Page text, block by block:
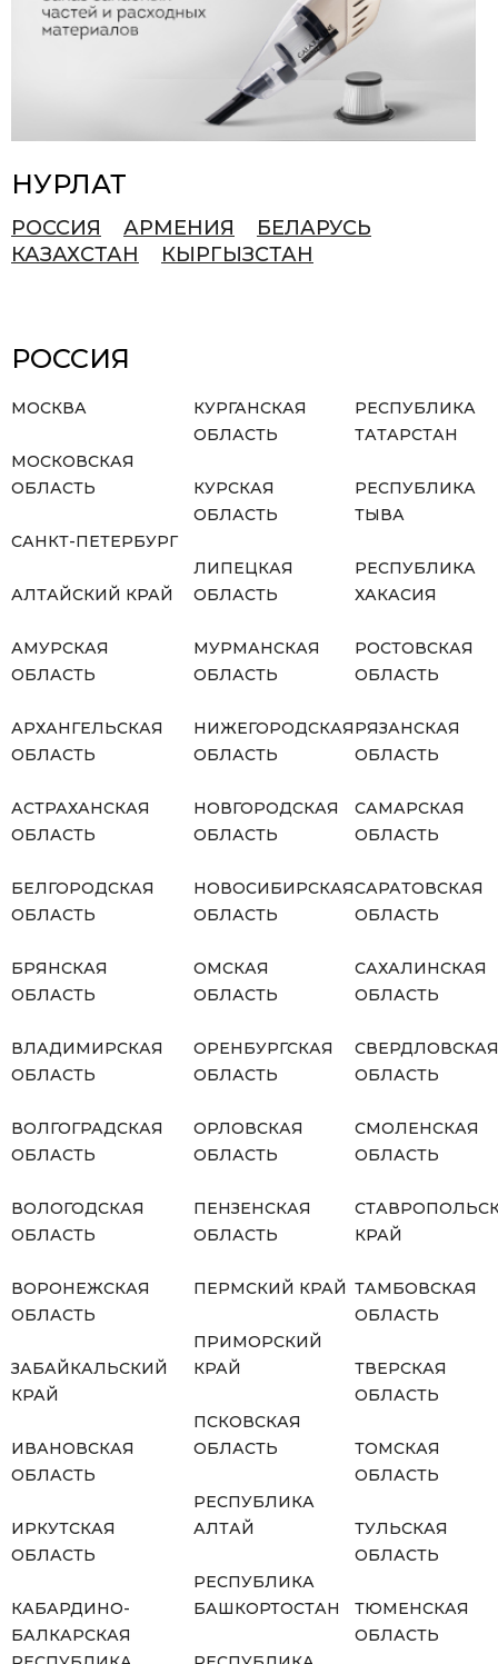
НУРЛАТ
РОССИЯ АРМЕНИЯ
БЕЛАРУСЬ
КАЗАХСТАН
КЫРГЫЗСТАН
РОССИЯ
МОСКВА
МОСКОВСКАЯ
ОБЛАСТЬ
САНКТ-ПЕТЕРБУРГ
АЛТАЙСКИЙ КРАЙ
АМУРСКАЯ
ОБЛАСТЬ
АРХАНГЕЛЬСКАЯ
ОБЛАСТЬ
АСТРАХАНСКАЯ
ОБЛАСТЬ
БЕЛГОРОДСКАЯ
ОБЛАСТЬ
БРЯНСКАЯ
ОБЛАСТЬ
ВЛАДИМИРСКАЯ
ОБЛАСТЬ
ВОЛГОГРАДСКАЯ
ОБЛАСТЬ
ВОЛОГОДСКАЯ
ОБЛАСТЬ
ВОРОНЕЖСКАЯ
ОБЛАСТЬ
ЗАБАЙКАЛЬСКИЙ
КРАЙ
ИВАНОВСКАЯ
ОБЛАСТЬ
ИРКУТСКАЯ
ОБЛАСТЬ
КАБАРДИНО-
БАЛКАРСКАЯ
КУРГАНСКАЯ
ОБЛАСТЬ
КУРСКАЯ
ОБЛАСТЬ
ЛИПЕЦКАЯ
ОБЛАСТЬ
МУРМАНСКАЯ
ОБЛАСТЬ
НИЖЕГОРОДСКАЯ
ОБЛАСТЬ
НОВГОРОДСКАЯ
ОБЛАСТЬ
НОВОСИБИРСКАЯ
ОБЛАСТЬ
ОМСКАЯ
ОБЛАСТЬ
ОРЕНБУРГСКАЯ
ОБЛАСТЬ
ОРЛОВСКАЯ
ОБЛАСТЬ
ПЕНЗЕНСКАЯ
ОБЛАСТЬ
ПЕРМСКИЙ КРАЙ
ПРИМОРСКИЙ
КРАЙ
ПСКОВСКАЯ
ОБЛАСТЬ
РЕСПУБЛИКА
АЛТАЙ
РЕСПУБЛИКА
БАШКОРТОСТАН
РЕСПУБЛИКА
ТАТАРСТАН
РЕСПУБЛИКА
ТЫВА
РЕСПУБЛИКА
ХАКАСИЯ
РОСТОВСКАЯ
ОБЛАСТЬ
РЯЗАНСКАЯ
ОБЛАСТЬ
САМАРСКАЯ
ОБЛАСТЬ
САРАТОВСКАЯ
ОБЛАСТЬ
САХАЛИНСКАЯ
ОБЛАСТЬ
СВЕРДЛОВСКАЯ
ОБЛАСТЬ
СМОЛЕНСКАЯ
ОБЛАСТЬ
КРАЙ
ТАМБОВСКАЯ
ОБЛАСТЬ
ТВЕРСКАЯ
ОБЛАСТЬ
ТОМСКАЯ
ОБЛАСТЬ
ТУЛЬСКАЯ
ОБЛАСТЬ
ТЮМЕНСКАЯ
ОБЛАСТЬ